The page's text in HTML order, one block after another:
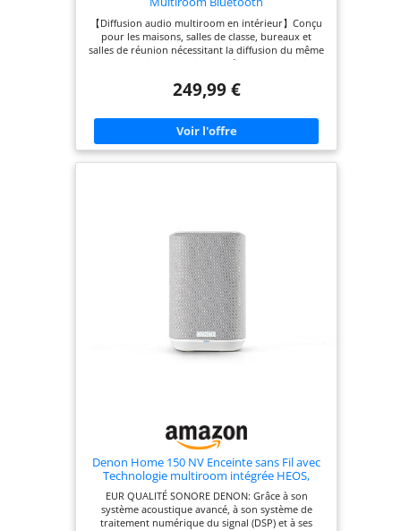
【Diffusion audio multiroom en intérieur】Conçu
pour les maisons, salles de classe, bureaux et
salles de réunion nécessitant la diffusion du même
son sur plusieurs enceintes. Idéal pour la musique
une couverture homogène. 【Latence ultra-faible
parfaitement synchronisée avec moins de 30 ms
de latence, pour un rendu audio-vidéo naturel
sans écho ni décalage. 【Installation simple sans
application】Connectez l’émetteur à un téléviseur,
compatibles. Les enceintes Bluetooth standards ne
sont pas prises en charge afin de garantir stabilité
et synchronisation. 【Entrée microphone limitée】
Non compatible avec microphones USB, XLR
directs ou casques TRRS 3,5 mm. Nécessite une
sortie niveau ligne (TRS 3,5 mm ou RCA) depuis un
micro amplifié, un récepteur sans fil ou une table
de mixage.
249,99 €
Denon Home 150 NV Enceinte sans Fil avec
Technologie multiroom intégrée HEOS,
Bluetooth, Apple AirPlay 2 - Blanc
EUR QUALITÉ SONORE DENON: Grâce à son
système acoustique avancé, à son système de
traitement numérique du signal (DSP) et à ses